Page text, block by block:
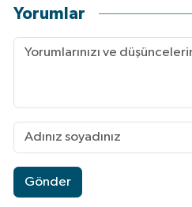
Yorumlar
Gönder